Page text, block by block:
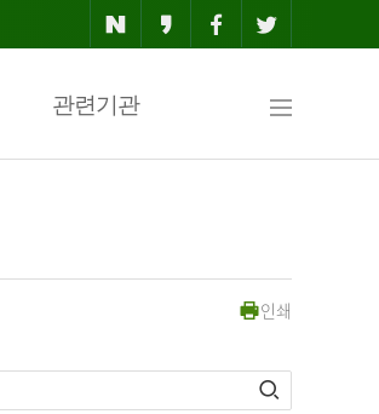
관련기관
인쇄